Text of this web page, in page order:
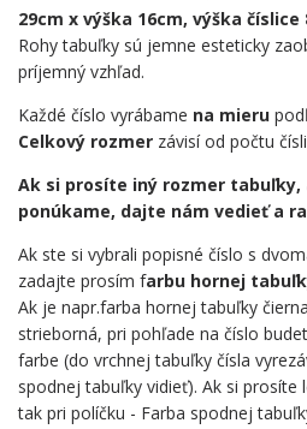
29cm x výška 16cm, výška
Rohy tabuľky sú jemne esteticky
príjemný vzhľad.
Každé číslo vyrábame na mieru
Celkový rozmer závisí od počtu
Ak si prosíte iný rozmer tabuľky,
ponúkame, dajte nám vedieť a
Ak ste si vybrali popisné číslo s
zadajte prosím farbu hornej
Ak je napr.farba hornej tabuľky
strieborná, pri pohľade na číslo
farbe (do vrchnej tabuľky čísla
spodnej tabuľky vidieť). Ak si
tak pri políčku - Farba spodnej